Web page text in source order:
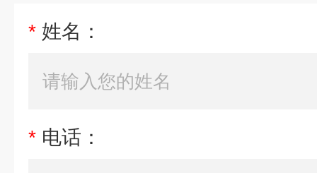
* 姓名：
* 电话：